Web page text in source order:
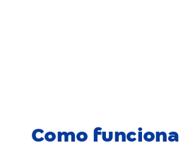
Como funciona